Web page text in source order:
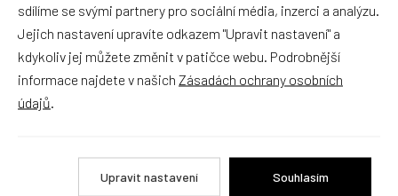
Produkt zatím nemá žádné hodnocení,buďte první, kdo
produkt ohodnotí!
Přidat hodnocení
sdílíme se svými partnery pro sociální média, inzerci a analýzu.
Jejich nastavení upravíte odkazem "Upravit nastavení" a
kdykoliv jej můžete změnit v patičce webu. Podrobnější
informace najdete v našich Zásadách ochrany osobních
údajů
Upravit nastavení Souhlasím